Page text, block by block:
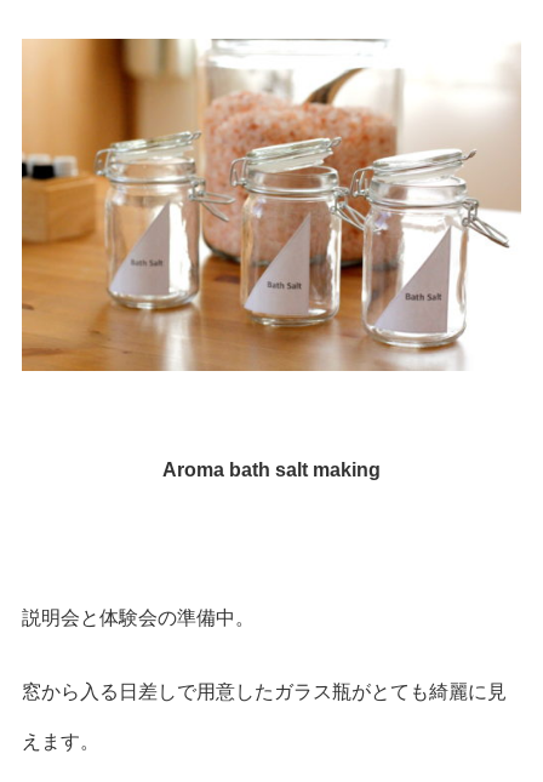
Aroma bath salt making
説明会と体験会の準備中。
窓から入る日差しで用意したガラス瓶がとても綺麗に見
えます。